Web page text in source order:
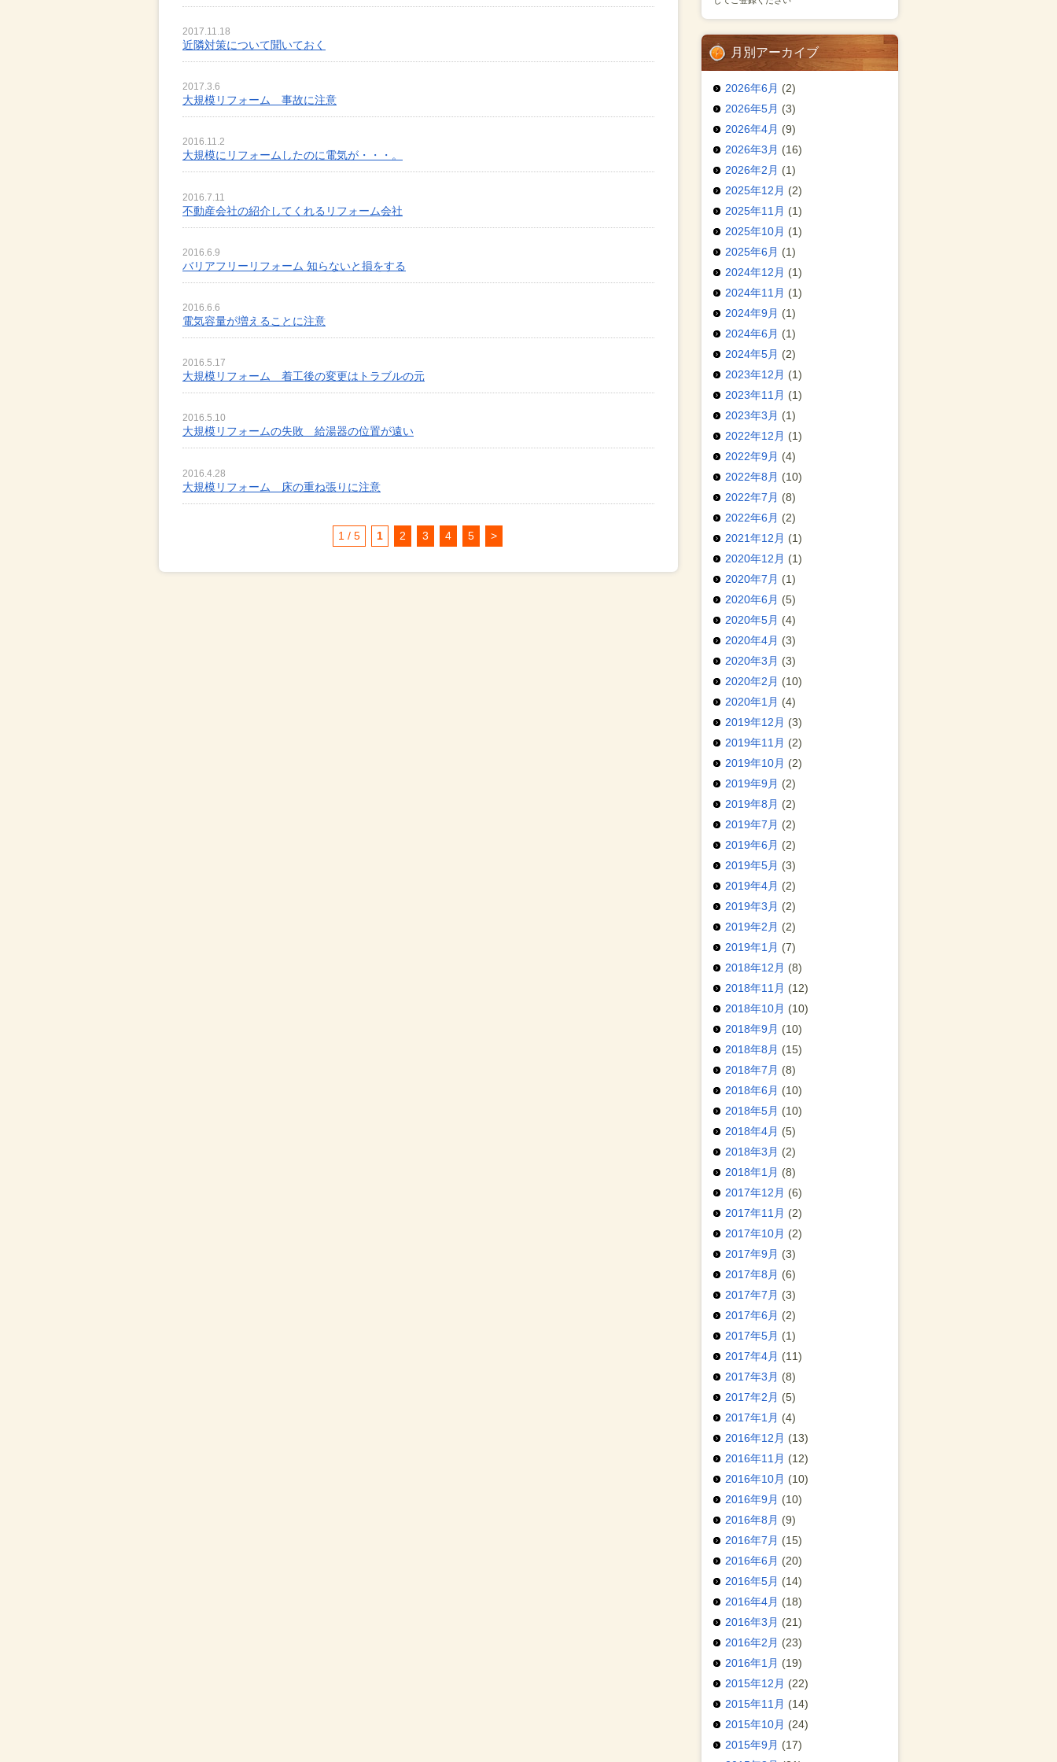
2017.11.18
近隣対策について聞いておく
2017.3.6
大規模リフォーム 事故に注意
2016.11.2
大規模にリフォームしたのに電気が・・・。
2016.7.11
不動産会社の紹介してくれるリフォーム会社
2016.6.9
バリアフリーリフォーム 知らないと損をする
2016.6.6
電気容量が増えることに注意
2016.5.17
大規模リフォーム 着工後の変更はトラブルの元
2016.5.10
大規模リフォームの失敗 給湯器の位置が遠い
2016.4.28
大規模リフォーム 床の重ね張りに注意
1 / 5 1 2 3 4 5 >
月別アーカイブ
2026年6月 (2)
2026年5月 (3)
2026年4月 (9)
2026年3月 (16)
2026年2月 (1)
2025年12月 (2)
2025年11月 (1)
2025年10月 (1)
2025年6月 (1)
2024年12月 (1)
2024年11月 (1)
2024年9月 (1)
2024年6月 (1)
2024年5月 (2)
2023年12月 (1)
2023年11月 (1)
2023年3月 (1)
2022年12月 (1)
2022年9月 (4)
2022年8月 (10)
2022年7月 (8)
2022年6月 (2)
2021年12月 (1)
2020年12月 (1)
2020年7月 (1)
2020年6月 (5)
2020年5月 (4)
2020年4月 (3)
2020年3月 (3)
2020年2月 (10)
2020年1月 (4)
2019年12月 (3)
2019年11月 (2)
2019年10月 (2)
2019年9月 (2)
2019年8月 (2)
2019年7月 (2)
2019年6月 (2)
2019年5月 (3)
2019年4月 (2)
2019年3月 (2)
2019年2月 (2)
2019年1月 (7)
2018年12月 (8)
2018年11月 (12)
2018年10月 (10)
2018年9月 (10)
2018年8月 (15)
2018年7月 (8)
2018年6月 (10)
2018年5月 (10)
2018年4月 (5)
2018年3月 (2)
2018年1月 (8)
2017年12月 (6)
2017年11月 (2)
2017年10月 (2)
2017年9月 (3)
2017年8月 (6)
2017年7月 (3)
2017年6月 (2)
2017年5月 (1)
2017年4月 (11)
2017年3月 (8)
2017年2月 (5)
2017年1月 (4)
2016年12月 (13)
2016年11月 (12)
2016年10月 (10)
2016年9月 (10)
2016年8月 (9)
2016年7月 (15)
2016年6月 (20)
2016年5月 (14)
2016年4月 (18)
2016年3月 (21)
2016年2月 (23)
2016年1月 (19)
2015年12月 (22)
2015年11月 (14)
2015年10月 (24)
2015年9月 (17)